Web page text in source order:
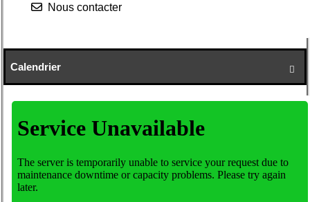
Nous contacter

Calendrier